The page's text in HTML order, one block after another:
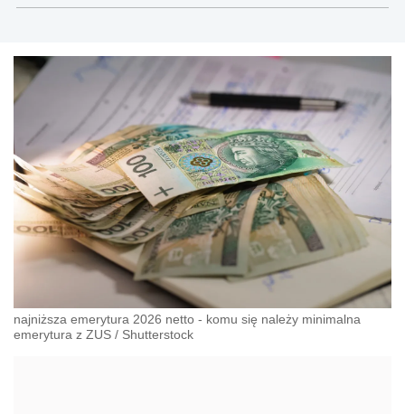
najniższa emerytura 2026 netto - komu się należy minimalna
emerytura z ZUS / Shutterstock